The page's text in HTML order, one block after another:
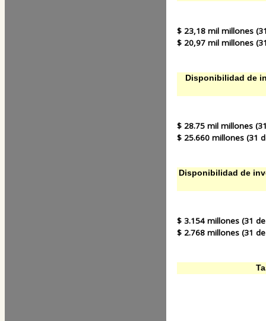
$ 23,18 mil millones
$ 20,97 mil millones
Disponibilidad de
$ 28.75 mil millones
$ 25.660 millones (31
Disponibilidad de
$ 3.154 millones (31
$ 2.768 millones (31